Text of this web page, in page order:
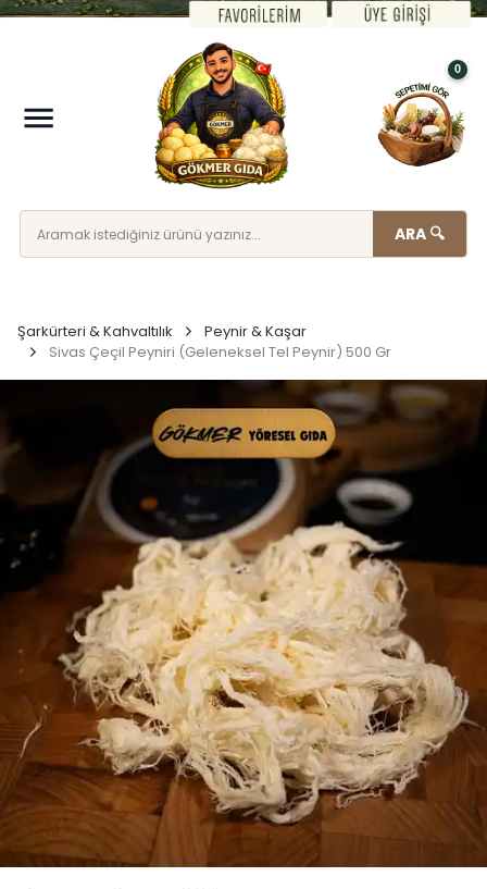
ARA 🔍
0
Şarkürteri & Kahvaltılık
Peynir & Kaşar
Sivas Çeçil Peyniri (Geleneksel Tel Peynir) 500 Gr